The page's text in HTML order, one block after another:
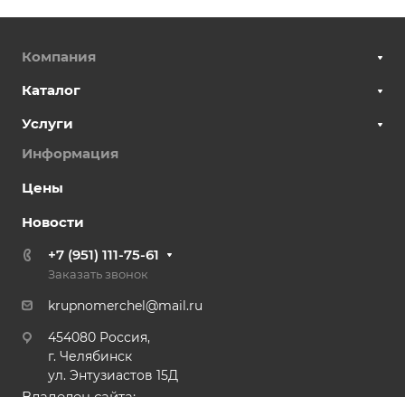
Компания
Каталог
Услуги
Информация
Цены
Новости
+7 (951) 111-75-61
Заказать звонок
krupnomerchel@mail.ru
454080 Россия,
г. Челябинск
ул. Энтузиастов 15Д